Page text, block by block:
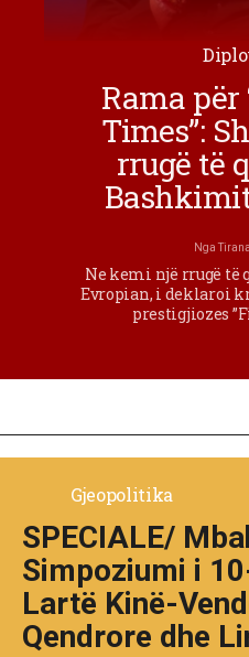
Rama
Times”:
rrugë të
Nga
Ne kemi një rrugë
Evropian, i deklaroi
prestigjiozes
Gjeopolitika
SPECIALE/
Simpoziumi i
Lartë Kinë-
Qendrore dhe